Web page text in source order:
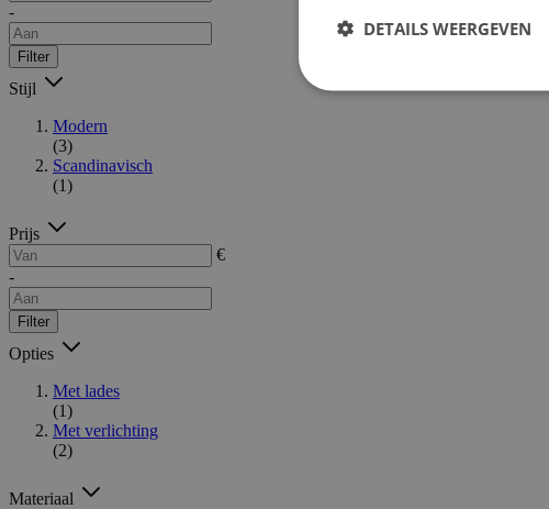
-
Filter
Stijl
Modern
(3)
Scandinavisch
(1)
Prijs
€
-
Filter
Opties
Met lades
(1)
Met verlichting
(2)
Materiaal
DETAILS WEERGEVEN